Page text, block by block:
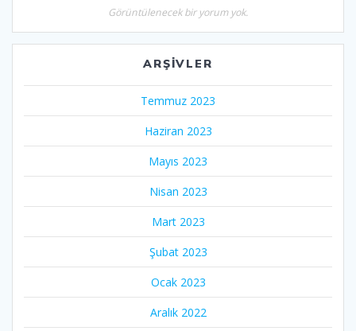
Görüntülenecek bir yorum yok.
ARŞIVLER
Temmuz 2023
Haziran 2023
Mayıs 2023
Nisan 2023
Mart 2023
Şubat 2023
Ocak 2023
Aralık 2022